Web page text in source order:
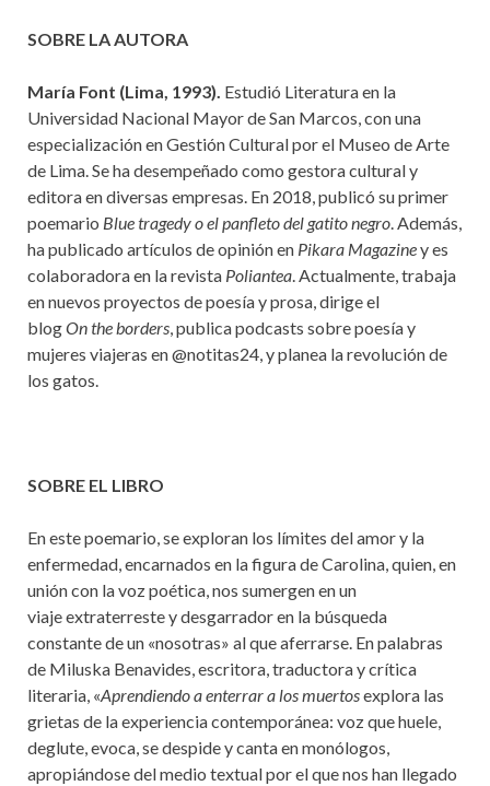
SOBRE LA AUTORA
María Font (Lima, 1993). Estudió Literatura en la
Universidad Nacional Mayor de San Marcos, con una
especialización en Gestión Cultural por el Museo de Arte
de Lima.Se ha desempeñado como gestora cultural y
editora en diversas empresas. En 2018, publicó su primer
poemario Bluetragedyo el panfleto del gatito negro.Además,
ha publicado artículos de opinión en Pikara Magazineyes
colaboradora en la revista Poliantea.Actualmente, trabaja
en nuevos proyectos de poesíay prosa, dirige el
blogOntheborders, publica podcasts sobre poesía y
mujeres viajeras en @notitas24, y planea la revolución de
los gatos.
SOBRE EL LIBRO
En este poemario, se exploran los límites del amor y la
enfermedad, encarnados en la figura de Carolina, quien, en
unión con la voz poética, nos sumergen en un
viajeextraterrestey desgarrador en la búsqueda
constante de un «nosotras» al que aferrarse. En palabras
de Miluska Benavides, escritora, traductora y crítica
literaria, «Aprendiendo a enterrar a los muertosexplora las
grietas de la experiencia contemporánea: voz que huele,
deglute, evoca, se despide y canta en monólogos,
apropiándose del medio textual por el que nos han llegado